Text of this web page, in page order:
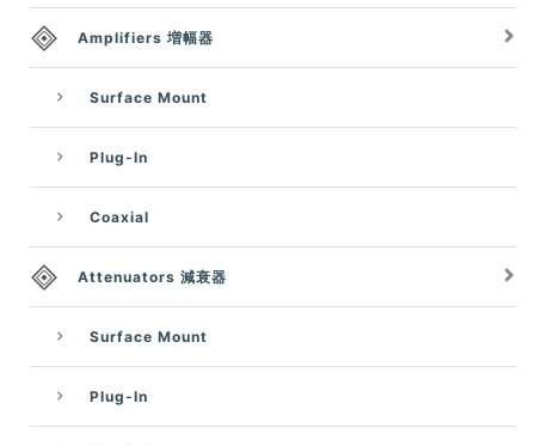
Amplifiers 増幅器
Surface Mount
Plug-In
Coaxial
Attenuators 減衰器
Surface Mount
Plug-In